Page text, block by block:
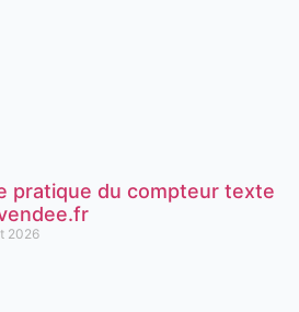
pratique du compteur texte
2026